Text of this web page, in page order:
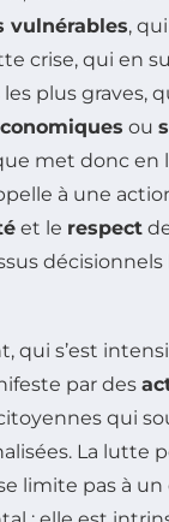
vulnérables,
crise, qui en
plus graves,
ou
met donc en
à une
et le respect
qui s’est
par des
qui
La lutte
limite pas à un